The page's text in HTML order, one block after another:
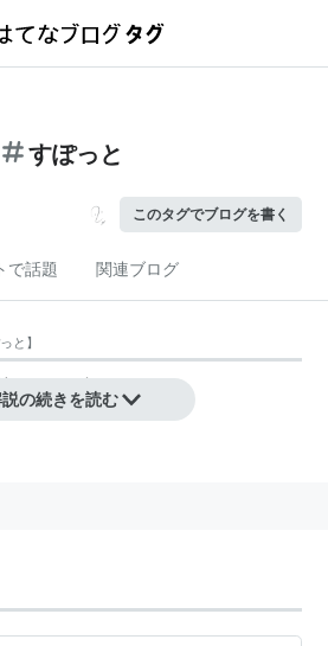
すぽっと
このタグでブログを書く
で話題 関連ブログ
と 】
いコンビ。
の続きを読む